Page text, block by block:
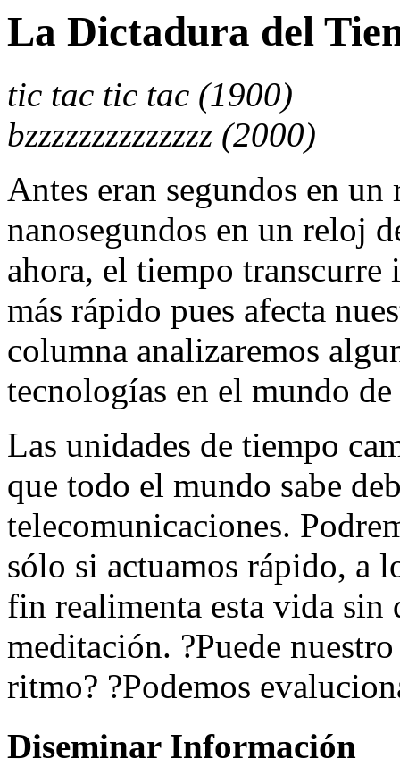
La Dictadura del
tic tac tic tac (1900)
bzzzzzzzzzzzzzz (2000)
Antes eran segundos en
nanosegundos en un reloj
ahora, el tiempo transcurre
más rápido pues afecta
columna analizaremos
tecnologías en el mundo
Las unidades de tiempo
que todo el mundo sabe
telecomunicaciones.
sólo si actuamos rápido, a
fin realimenta esta vida sin
meditación. ?Puede
ritmo? ?Podemos
Diseminar Información